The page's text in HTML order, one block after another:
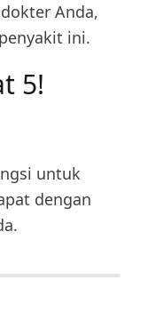
Anda,
ini.
5!
untuk
dengan